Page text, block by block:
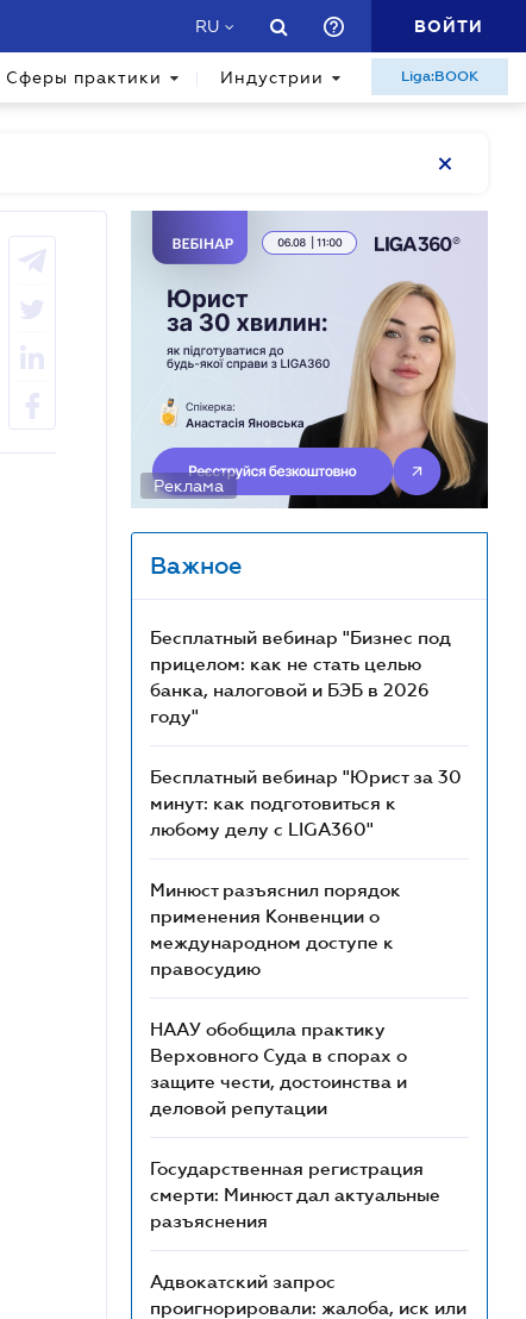
RU ВОЙТИ
Сферы практики Индустрии Liga:BOOK
Реклама
Важное
Бесплатный вебинар "Бизнес под
прицелом: как не стать целью
банка, налоговой и БЭБ в 2026
году"
Бесплатный вебинар "Юрист за 30
минут: как подготовиться к
любому делу с LIGA360"
Минюст разъяснил порядок
применения Конвенции о
международном доступе к
правосудию
НААУ обобщила практику
Верховного Суда в спорах о
защите чести, достоинства и
деловой репутации
Государственная регистрация
смерти: Минюст дал актуальные
разъяснения
Адвокатский запрос
проигнорировали: жалоба, иск или